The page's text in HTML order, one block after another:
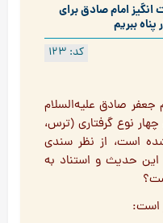
امام صادق برای
ببریم
کد: 123
صادق علیه‌السلام
نوع گرفتاری (ترس،
است، از نظر سندی
حدیث و استناد به
است: